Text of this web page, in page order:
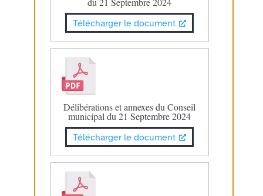
Télécharger le document
Délibérations et annexes du Conseil
municipal du 21 Septembre 2024
Télécharger le document